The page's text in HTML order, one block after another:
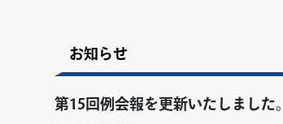
お知らせ
第15回例会報を更新いたしました。